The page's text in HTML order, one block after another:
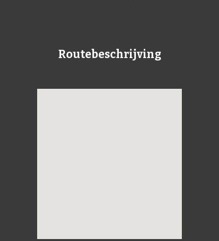
Routebeschrijving